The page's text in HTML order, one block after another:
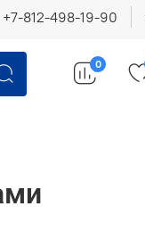
+7-812-498-19-90
0